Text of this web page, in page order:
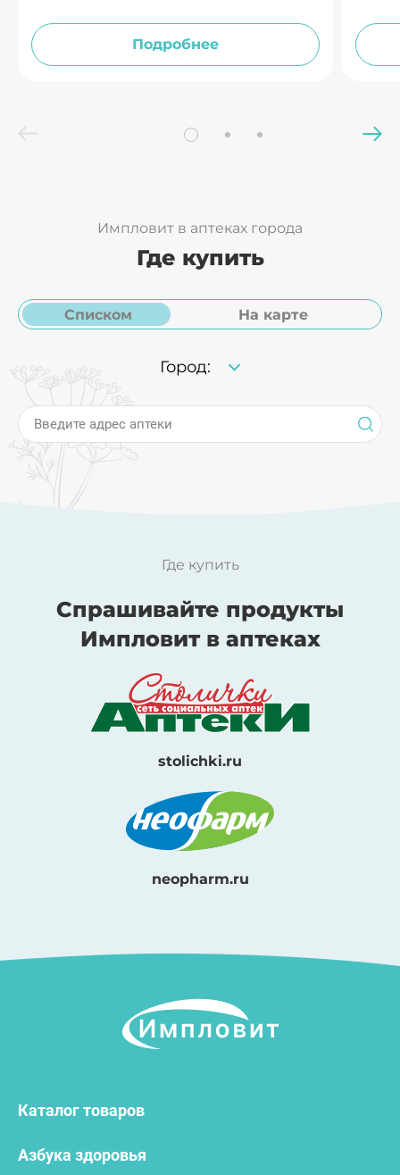
образованию камней в
почках.
Подробнее
Импловит в аптеках города
Где купить
Списком На карте
Город:
Введите адрес аптеки
Где купить
Спрашивайте продукты
Импловит в аптеках
stolichki.ru
neopharm.ru
Каталог товаров
Азбука здоровья